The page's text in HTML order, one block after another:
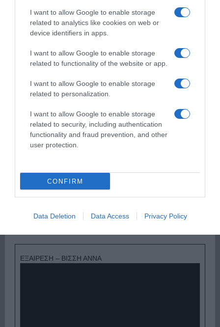
I want to allow Google to enable storage
related to analytics like cookies on web or
device identifiers in apps.
I want to allow Google to enable storage
related to functionality of the website or app.
I want to allow Google to enable storage
related to personalization.
I want to allow Google to enable storage
related to security, including authentication
functionality and fraud prevention, and other
user protection.
CONFIRM
Data Deletion Data Access Privacy Policy
ΔΕΥΤΕΡΑ – ΡΕΜΟΣ ΑΝΤΩΝΗΣ
Παρακαλώ Περιμένετε...
ΕΞΑΙΡΕΣΗ – ΒΙΣΣΗ ΑΝΝΑ